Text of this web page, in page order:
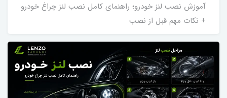
آموزش نصب لنز خودرو؛ راهنمای کامل نصب لنز چراغ خودرو
+ نکات مهم قبل از نصب